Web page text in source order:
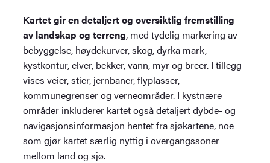
Kartet gir en detaljert og oversiktlig fremstilling
av landskap og terreng, med tydelig markering av
bebyggelse, høydekurver, skog, dyrka mark,
kystkontur, elver, bekker, vann, myr og breer. I tillegg
vises veier, stier, jernbaner, flyplasser,
kommunegrenser og verneområder. I kystnære
områder inkluderer kartet også detaljert dybde- og
navigasjonsinformasjon hentet fra sjøkartene, noe
som gjør kartet særlig nyttig i overgangssoner
mellom land og sjø.